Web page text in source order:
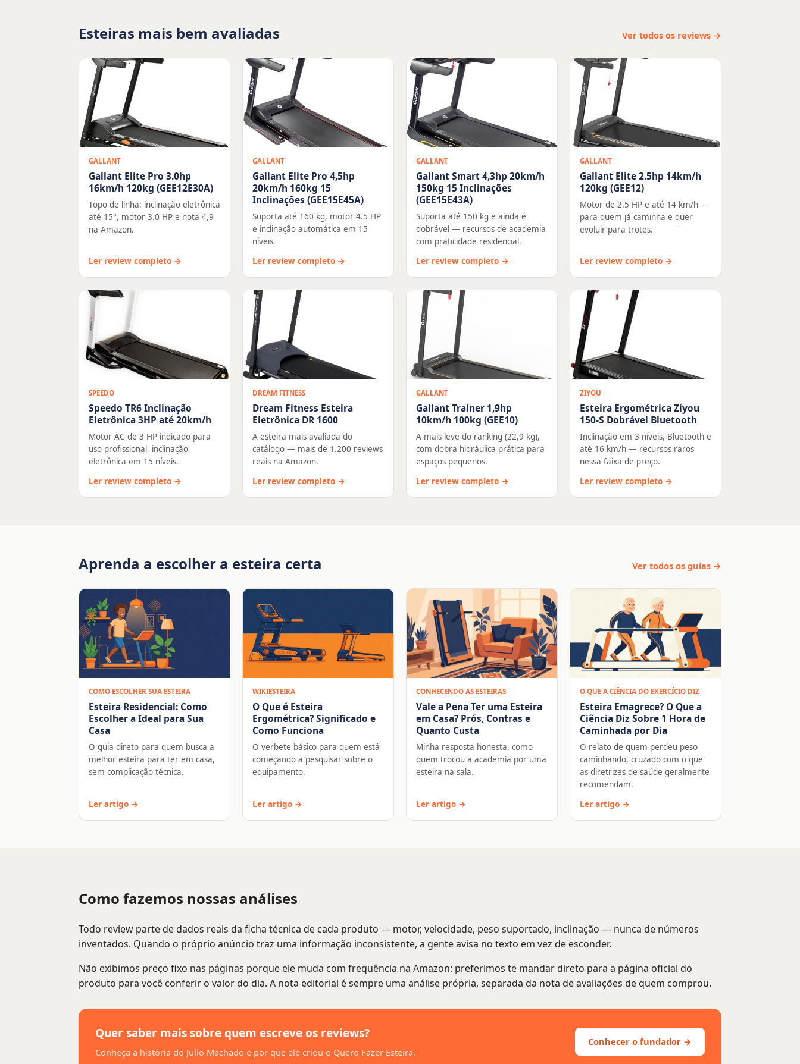
Esteiras mais bem avaliadas Ver todos os reviews →
GALLANT
Gallant Elite Pro 3.0hp
16km/h 120kg (GEE12E30A)
Topo de linha: inclinação eletrônica
até 15°, motor 3.0 HP e nota 4,9
na Amazon.
Ler review completo →
GALLANT
Gallant Elite Pro 4,5hp
20km/h 160kg 15
Inclinações (GEE15E45A)
Suporta até 160 kg, motor 4.5 HP
e inclinação automática em 15
níveis.
Ler review completo →
GALLANT
Gallant Smart 4,3hp 20km/h
150kg 15 Inclinações
(GEE15E43A)
Suporta até 150 kg e ainda é
dobrável — recursos de academia
com praticidade residencial.
Ler review completo →
GALLANT
Gallant Elite 2.5hp 14km/h
120kg (GEE12)
Motor de 2.5 HP e até 14 km/h —
para quem já caminha e quer
evoluir para trotes.
Ler review completo →
SPEEDO
Speedo TR6 Inclinação
Eletrônica 3HP até 20km/h
Motor AC de 3 HP indicado para
uso profissional, inclinação
eletrônica em 15 níveis.
Ler review completo →
DREAM FITNESS
Dream Fitness Esteira
Eletrônica DR 1600
A esteira mais avaliada do
catálogo — mais de 1.200 reviews
reais na Amazon.
Ler review completo →
GALLANT
Gallant Trainer 1,9hp
10km/h 100kg (GEE10)
A mais leve do ranking (22,9 kg),
com dobra hidráulica prática para
espaços pequenos.
Ler review completo →
ZIYOU
Esteira Ergométrica Ziyou
150-S Dobrável Bluetooth
Inclinação em 3 níveis, Bluetooth e
até 16 km/h — recursos raros
nessa faixa de preço.
Ler review completo →
Aprenda a escolher a esteira certa Ver todos os guias →
COMO ESCOLHER SUA ESTEIRA
Esteira Residencial: Como
Escolher a Ideal para Sua
Casa
O guia direto para quem busca a
melhor esteira para ter em casa,
sem complicação técnica.
Ler artigo →
WIKIESTEIRA
O Que é Esteira
Ergométrica? Significado e
Como Funciona
O verbete básico para quem está
começando a pesquisar sobre o
equipamento.
Ler artigo →
CONHECENDO AS ESTEIRAS
Vale a Pena Ter uma Esteira
em Casa? Prós, Contras e
Quanto Custa
Minha resposta honesta, como
quem trocou a academia por uma
esteira na sala.
Ler artigo →
O QUE A CIÊNCIA DO EXERCÍCIO DIZ
Esteira Emagrece? O Que a
Ciência Diz Sobre 1 Hora de
Caminhada por Dia
O relato de quem perdeu peso
caminhando, cruzado com o que
as diretrizes de saúde geralmente
recomendam.
Ler artigo →
Como fazemos nossas análises
Todo review parte de dados reais da ficha técnica de cada produto — motor, velocidade, peso suportado, inclinação — nunca de números
inventados. Quando o próprio anúncio traz uma informação inconsistente, a gente avisa no texto em vez de esconder.
Não exibimos preço fixo nas páginas porque ele muda com frequência na Amazon: preferimos te mandar direto para a página oficial do
produto para você conferir o valor do dia. A nota editorial é sempre uma análise própria, separada da nota de avaliações de quem comprou.
Quer saber mais sobre quem escreve os reviews?
Conheça a história do Julio Machado e por que ele criou o Quero Fazer Esteira.
Conhecer o fundador →